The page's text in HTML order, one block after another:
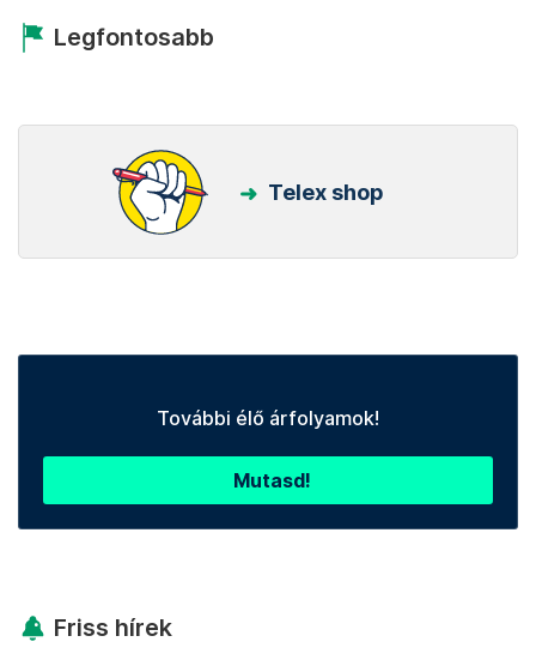
Legfontosabb
Telex shop
További élő árfolyamok!
Mutasd!
Friss hírek